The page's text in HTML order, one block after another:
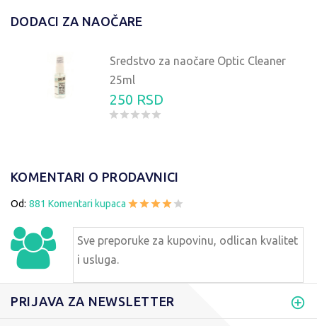
DODACI ZA NAOČARE
Sredstvo za naočare Optic Cleaner
25ml
250 RSD
KOMENTARI O PRODAVNICI
Od: 881 Komentari kupaca
Sve preporuke za kupovinu, odlican kvalitet
i usluga.
PRIJAVA ZA NEWSLETTER